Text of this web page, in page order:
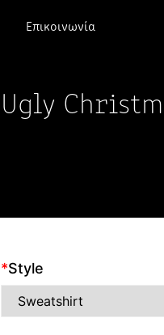
Επικοινωνία
Ugly
*Style